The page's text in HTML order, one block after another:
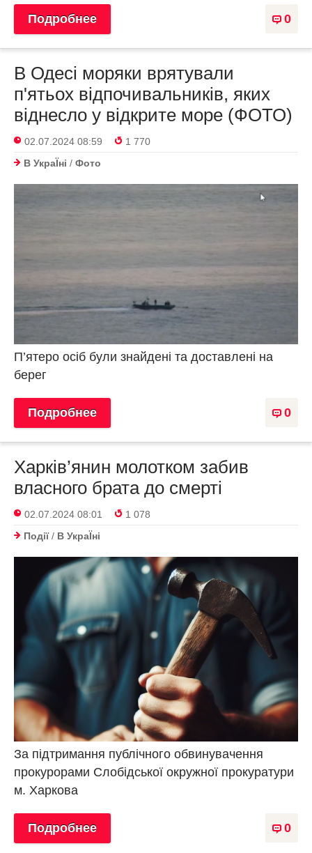
0
Подробнее
В Одесі моряки врятували
п'ятьох відпочивальників, яких
віднесло у відкрите море (ФОТО)
02.07.2024 08:59
1 770
В УкраЇнi / Фото
П’ятеро осіб були знайдені та доставлені на
берег
0
Подробнее
Харків’янин молотком забив
власного брата до смерті
02.07.2024 08:01
1 078
Події/ В УкраЇнi
За підтримання публічного обвинувачення
прокурорами Слобідської окружної прокуратури
м. Харкова
0
Подробнее